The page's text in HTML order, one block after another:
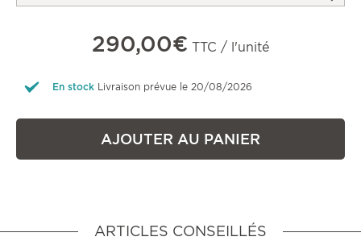
290,00€ TTC / l'unité
En stock Livraison prévue le 20/08/2026
AJOUTER AU PANIER
ARTICLES CONSEILLÉS